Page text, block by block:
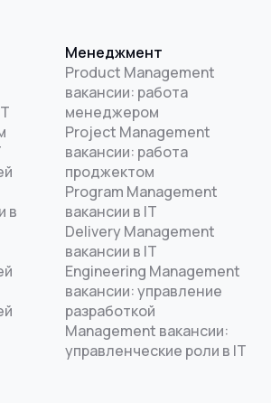
в
Менеджмент
Product Management
вакансии: работа
менеджером
Project Management
вакансии: работа
проджектом
Program Management
вакансии в IT
Delivery Management
вакансии в IT
Engineering Management
вакансии: управление
разработкой
Management вакансии:
управленческие роли в IT